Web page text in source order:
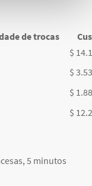
de trocas
$
$
$
$
5 minutos